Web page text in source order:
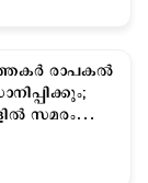
രാപകല്‍
സമരം